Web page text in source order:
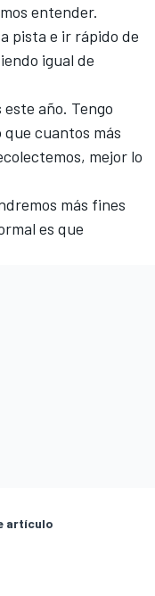
entender.
pista e ir rápido de
igual de
año. Tengo
cuantos más
mejor lo
más fines
es que
artículo